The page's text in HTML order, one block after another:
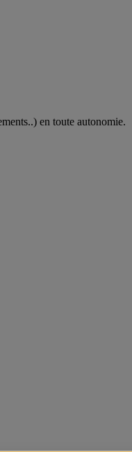
en toute autonomie.